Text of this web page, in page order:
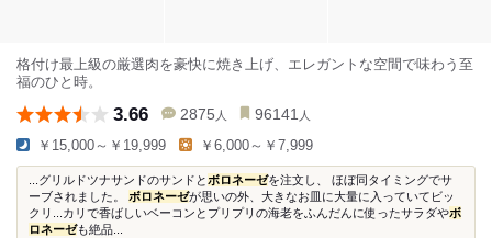
格付け最上級の厳選肉を豪快に焼き上げ、エレガントな空間で味わう至
福のひと時。
3.66 2875 人 96141 人
￥15,000～￥19,999 ￥6,000～￥7,999
...グリルドツナサンドのサンドと ボロネーゼを注文し、 ほぼ同タイミングでサ
ーブされました。 ボロネーゼが思いの外、大きなお皿に大量に入っていてビッ
クリ...カリで香ばしいベーコンとプリプリの海老をふんだんに使ったサラダやボ
ロネーゼも絶品...